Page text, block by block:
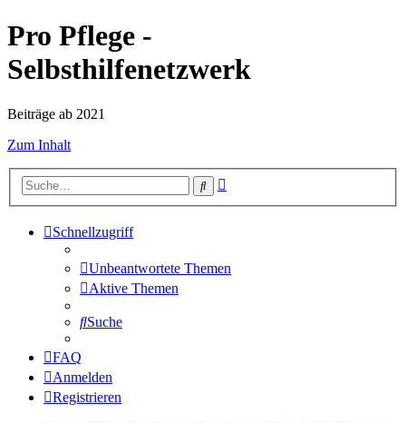
Pro Pflege -
Selbsthilfenetzwerk
Beiträge ab 2021
Zum Inhalt
Suche
Schnellzugriff
Unbeantwortete Themen
Aktive Themen
Suche
FAQ
Anmelden
Registrieren